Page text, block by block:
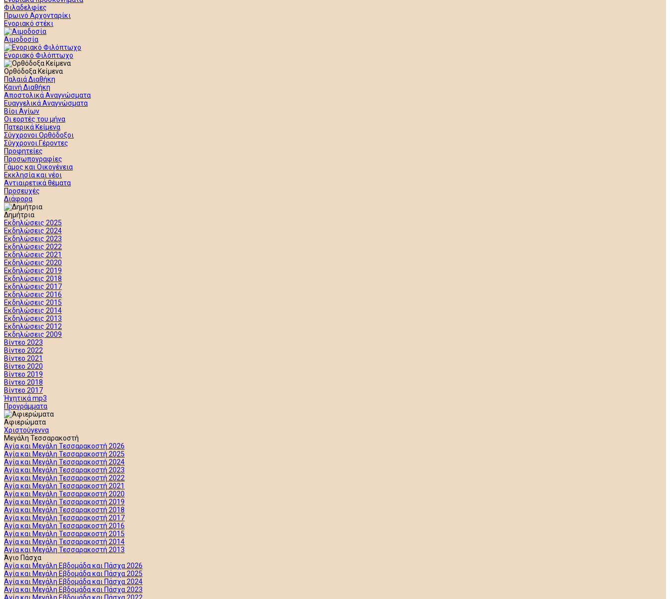
Φιλαδελφίες
Πρωινό Αρχονταρίκι
Ενοριακό στέκι
Αιμοδοσία
Ενοριακό Φιλόπτωχο
Ορθόδοξα Κείμενα
Παλαιά Διαθήκη
Καινή Διαθήκη
Αποστολικά Αναγνώσματα
Ευαγγελικά Αναγνώσματα
Βίοι Αγίων
Οι εορτές του μήνα
Πατερικά Κείμενα
Σύγχρονοι Ορθόδοξοι
Σύγχρονοι Γέροντες
Προφητείες
Προσωπογραφίες
Γάμος και Οικογένεια
Εκκλησία και νέοι
Αντιαιρετικά θέματα
Προσευχές
Διάφορα
Δημήτρια
Εκδηλώσεις 2025
Εκδηλώσεις 2024
Εκδηλώσεις 2023
Εκδηλώσεις 2022
Εκδηλώσεις 2021
Εκδηλώσεις 2020
Εκδηλώσεις 2019
Εκδηλώσεις 2018
Εκδηλώσεις 2017
Εκδηλώσεις 2016
Εκδηλώσεις 2015
Εκδηλώσεις 2014
Εκδηλώσεις 2013
Εκδηλώσεις 2012
Εκδηλώσεις 2009
Βίντεο 2023
Βίντεο 2022
Βίντεο 2021
Βίντεο 2020
Βίντεο 2019
Βίντεο 2018
Βίντεο 2017
Ήχητικά mp3
Προγράμματα
Αφιερώματα
Χριστούγεννα
Μεγάλη Τεσσαρακοστή
Αγία και Μεγάλη Τεσσαρακοστή 2026
Αγία και Μεγάλη Τεσσαρακοστή 2025
Αγία και Μεγάλη Τεσσαρακοστή 2024
Αγία και Μεγάλη Τεσσαρακοστή 2023
Αγία και Μεγάλη Τεσσαρακοστή 2022
Αγία και Μεγάλη Τεσσαρακοστή 2021
Αγία και Μεγάλη Τεσσαρακοστή 2020
Αγία και Μεγάλη Τεσσαρακοστή 2019
Αγία και Μεγάλη Τεσσαρακοστή 2018
Αγία και Μεγάλη Τεσσαρακοστή 2017
Αγία και Μεγάλη Τεσσαρακοστή 2016
Αγία και Μεγάλη Τεσσαρακοστή 2015
Αγία και Μεγάλη Τεσσαρακοστή 2014
Αγία και Μεγάλη Τεσσαρακοστή 2013
Άγιο Πάσχα
Αγία και Μεγάλη Εβδομάδα και Πάσχα 2026
Αγία και Μεγάλη Εβδομάδα και Πάσχα 2025
Αγία και Μεγάλη Εβδομάδα και Πάσχα 2024
Αγία και Μεγάλη Εβδομάδα και Πάσχα 2023
Αγία και Μεγάλη Εβδομάδα και Πάσχα 2022